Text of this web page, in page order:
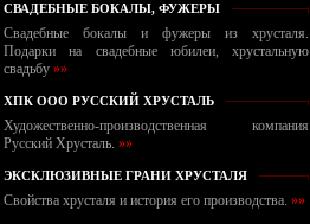
СВАДЕБНЫЕ БОКАЛЫ, ФУЖЕРЫ
Свадебные бокалы и фужеры из хрусталя.
Подарки на свадебные юбилеи, хрустальную
свадьбу »»
ХПК ООО РУССКИЙ ХРУСТАЛЬ
Художественно-производственная компания
Русский Хрусталь. »»
ЭКСКЛЮЗИВНЫЕ ГРАНИ ХРУСТАЛЯ
Свойства хрусталя и история его производства. »»